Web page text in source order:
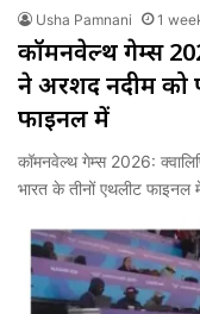
Usha Pamnani 1
कॉमनवेल्थ गेम्स
ने अरशद नदीम को
फाइनल में
कॉमनवेल्थ गेम्स 2026:
भारत के तीनों एथलीट फाइनल